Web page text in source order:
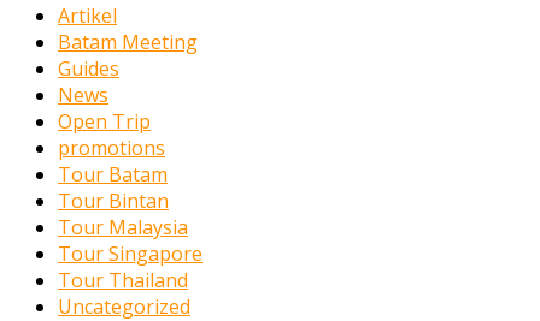
Artikel
Batam Meeting
Guides
News
Open Trip
promotions
Tour Batam
Tour Bintan
Tour Malaysia
Tour Singapore
Tour Thailand
Uncategorized